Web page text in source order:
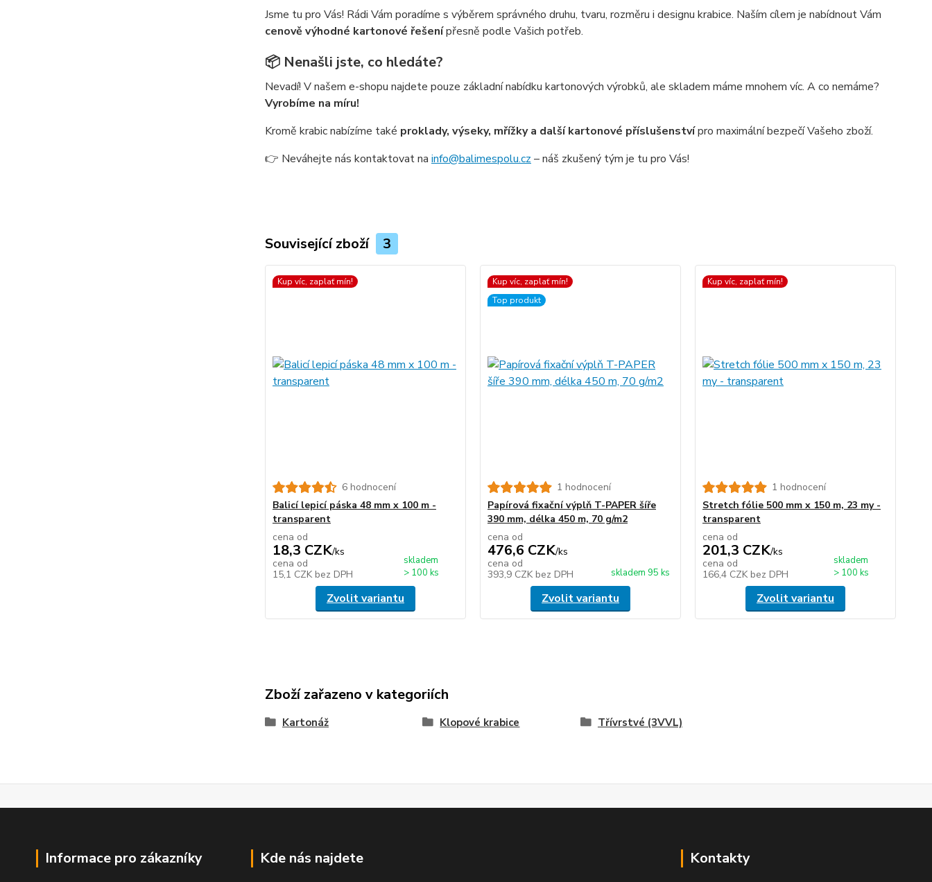
Jsme tu pro Vás! Rádi Vám poradíme s výběrem správného druhu, tvaru, rozměru i designu krabice. Naším cílem je nabídnout Vám
cenově výhodné kartonové řešenípřesně podle Vašich potřeb.
📦 Nenašli jste, co hledáte?
Nevadí! V našem e-shopu najdete pouze základní nabídku kartonových výrobků, ale skladem máme mnohem víc. A co nemáme?
Vyrobíme na míru!
Kromě krabic nabízíme také proklady, výseky, mřížky a další kartonové příslušenstvípro maximální bezpečí Vašeho zboží.
👉 Neváhejte nás kontaktovat na info@balimespolu.cz – náš zkušený tým je tu pro Vás!
Související zboží 3
Kup víc, zaplať mín!
6 hodnocení
Balicí lepicí páska 48 mm x 100 m -
transparent
cena od
18,3 CZK/ks
cena od
15,1 CZK bez DPH
skladem
> 100 ks
Zvolit variantu
Kup víc, zaplať mín!
Top produkt
1 hodnocení
Papírová fixační výplň T-PAPER šíře
390 mm, délka 450 m, 70 g/m2
cena od
476,6 CZK/ks
cena od
393,9 CZK bez DPH skladem 95 ks
Zvolit variantu
Kup víc, zaplať mín!
1 hodnocení
Stretch fólie 500 mm x 150 m, 23 my -
transparent
cena od
201,3 CZK/ks
cena od
166,4 CZK bez DPH
skladem
> 100 ks
Zvolit variantu
Zboží zařazeno v kategoriích
Kartonáž Klopové krabice Třívrstvé (3VVL)
Informace pro zákazníky Kde nás najdete Kontakty